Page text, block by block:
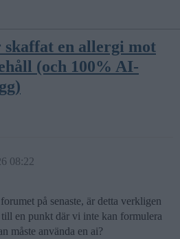
skaffat en allergi mot
(och 100% AI-
08:22
på senaste, är detta verkligen
en punkt där vi inte kan formulera
måste använda en ai?